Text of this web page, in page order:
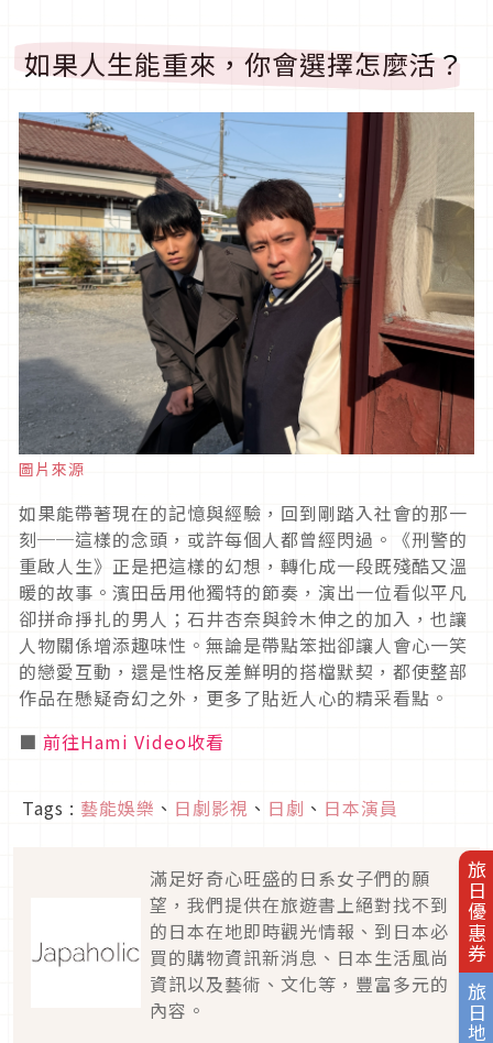
旅日優惠券
旅日地圖
如果人生能重來，你會選擇怎麼活？
圖片來源
如果能帶著現在的記憶與經驗，回到剛踏入社會的那一
刻──這樣的念頭，或許每個人都曾經閃過。《刑警的
重啟人生》正是把這樣的幻想，轉化成一段既殘酷又溫
暖的故事。濱田岳用他獨特的節奏，演出一位看似平凡
卻拼命掙扎的男人；石井杏奈與鈴木伸之的加入，也讓
人物關係增添趣味性。無論是帶點笨拙卻讓人會心一笑
的戀愛互動，還是性格反差鮮明的搭檔默契，都使整部
作品在懸疑奇幻之外，更多了貼近人心的精采看點。
■ 前往Hami Video收看
Tags : 藝能娛樂 、 日劇影視 、 日劇 、 日本演員
滿足好奇心旺盛的日系女子們的願
望，我們提供在旅遊書上絕對找不到
的日本在地即時觀光情報、到日本必
買的購物資訊新消息、日本生活風尚
資訊以及藝術、文化等，豐富多元的
內容。